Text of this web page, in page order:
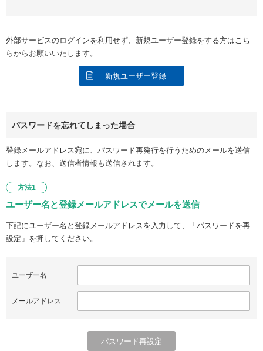
外部サービスのログインを利用せず、新規ユーザー登録をする方はこち
らからお願いいたします。
新規ユーザー登録
パスワードを忘れてしまった場合
登録メールアドレス宛に、パスワード再発行を行うためのメールを送信
します。なお、送信者情報も送信されます。
方法1
ユーザー名と登録メールアドレスでメールを送信
下記にユーザー名と登録メールアドレスを入力して、「パスワードを再
設定」を押してください。
ユーザー名
メールアドレス